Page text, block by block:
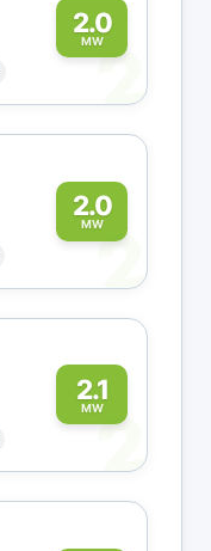
2.0
MW2
2.0
MW2
2.1
MW2